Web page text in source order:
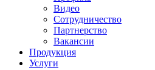
Видео
Сотрудничество
Партнерство
Вакансии
Продукция
Услуги